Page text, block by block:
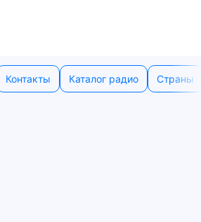
Контакты Каталог радио Страны